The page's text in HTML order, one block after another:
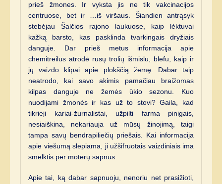
prieš žmones. Ir vyksta jis ne tik vakcinacijos
centruose, bet ir …iš viršaus. Šiandien antrąsyk
stebėjau Šalčios rajono laukuose, kaip lėktuvai
kažką barsto, kas pasklinda tvarkingais dryžiais
danguje. Dar prieš metus informacija apie
chemitreilus atrodė rusų trolių išmislu, blefu, kaip ir
jų vaizdo klipai apie plokščią žemę. Dabar taip
neatrodo, kai savo akimis pamačiau braižomas
kilpas danguje ne žemės ūkio sezonu. Kuo
nuodijami žmonės ir kas už to stovi? Gaila, kad
tikrieji kariai-žurnalistai, užpilti farma pinigais,
nesiaiškina, nekariauja už mūsų žinojimą, taigi
tampa savų bendrapiliečių priešais. Kai informacija
apie viešumą slepiama, ji užšifruotais vaizdiniais ima
smelktis per moterų sapnus.
Apie tai, ką dabar sapnuoju, nenoriu net prasižioti,